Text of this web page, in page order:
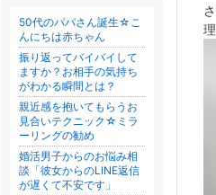
50代のパパさん誕生☆こ
んにちは赤ちゃん
振り返ってバイバイして
ますか？お相手の気持ち
がわかる瞬間とは？
親近感を抱いてもらうお
見合いテクニック☆ミラ
ーリングの勧め
婚活男子からのお悩み相
談「彼女からのLINE返信
が遅くて不安です」